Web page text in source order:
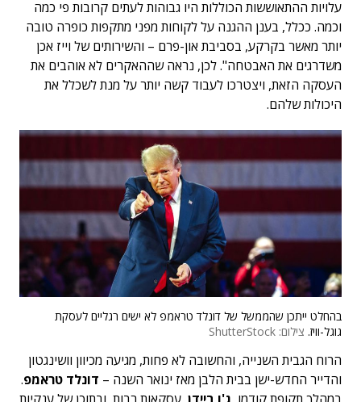
עלויות ההתאוששות הכוללות היו גבוהות לעתים קרובות פי כמה
וכמה. ככלל, בענן ההגנה על לקוחות מפני מתקפות כופרה טובה
יותר מאשר בקרקע, בסביבת און-פרם – והשירותים של וייז אכן
משדרגים את האבטחה". לכן, נראה שההאקרים לא אוהבים את
העסקה הזאת, ויצטרכו לעבוד קשה יותר על מנת לשכלל את
היכולות שלהם.
בהחלט ייתכן שהממשל של דונלד טראמפ לא ישים רגליים לעסקת
גוגל-וויז. צילום: ShutterStock
הרוח הגבית השנייה, והחשובה לא פחות, מגיעה מכיוון וושינגטון
והדייר החדש-ישן בבית הלבן מאז ינואר השנה – דונלד טראמפ.